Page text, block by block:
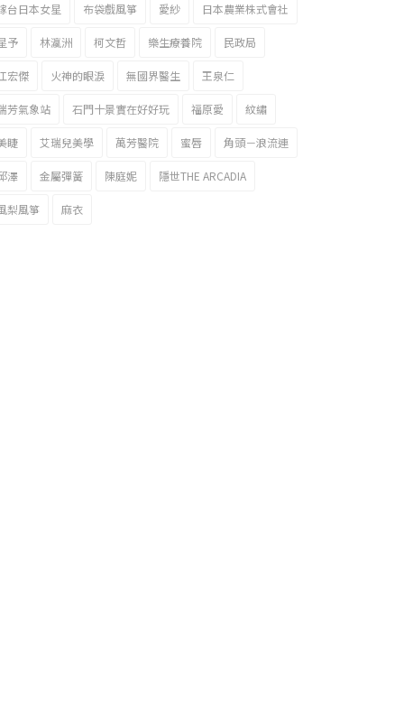
台日本女星 布袋戲風箏 愛紗 日本農業株式會社
予 林瀛洲 柯文哲 樂生療養院 民政局
宏傑 火神的眼淚 無國界醫生 王泉仁
芳氣象站 石門十景實在好好玩 福原愛 紋繡
睫 艾瑞兒美學 萬芳醫院 蜜唇 角頭－浪流連
澤 金屬彈簧 陳庭妮 隱世THE ARCADIA
梨風箏 麻衣